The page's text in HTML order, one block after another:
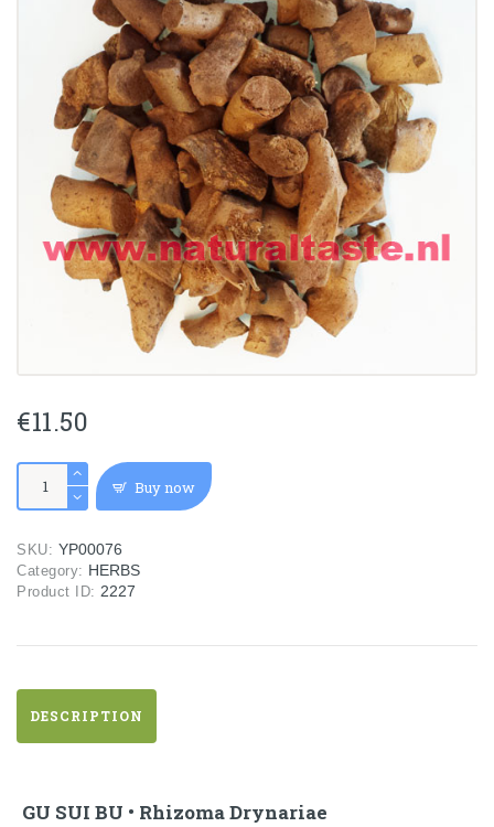
€11.50
BU
Rhizoma
Drynariae
quantity
Buy now
SKU: YP00076
Category: HERBS
Product ID: 2227
DESCRIPTION
GU SUI BU • Rhizoma Drynariae